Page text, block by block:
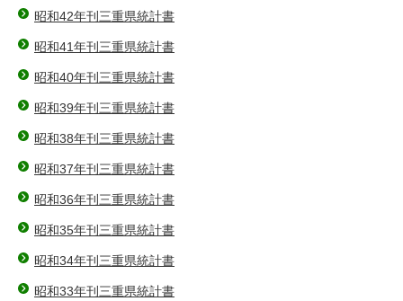
昭和42年刊三重県統計書
昭和41年刊三重県統計書
昭和40年刊三重県統計書
昭和39年刊三重県統計書
昭和38年刊三重県統計書
昭和37年刊三重県統計書
昭和36年刊三重県統計書
昭和35年刊三重県統計書
昭和34年刊三重県統計書
昭和33年刊三重県統計書